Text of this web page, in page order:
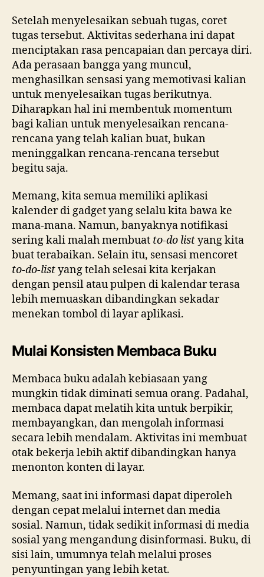
Setelah menyelesaikan sebuah tugas, coret
tugas tersebut. Aktivitas sederhana ini dapat
menciptakan rasa pencapaian dan percaya diri.
Ada perasaan bangga yang muncul,
menghasilkan sensasi yang memotivasi kalian
untuk menyelesaikan tugas berikutnya.
Diharapkan hal ini membentuk momentum
bagi kalian untuk menyelesaikan rencana-
rencana yang telah kalian buat, bukan
meninggalkan rencana-rencana tersebut
begitu saja.
Memang, kita semua memiliki aplikasi
kalender di gadget yang selalu kita bawa ke
mana-mana. Namun, banyaknya notifikasi
sering kali malah membuat to-do listyang kita
buat terabaikan. Selain itu, sensasi mencoret
to-do-listyang telah selesai kita kerjakan
dengan pensil atau pulpen di kalendar terasa
lebih memuaskan dibandingkan sekadar
menekan tombol di layar aplikasi.
Mulai Konsisten Membaca Buku
Membaca buku adalah kebiasaan yang
mungkin tidak diminati semua orang. Padahal,
membaca dapat melatih kita untuk berpikir,
membayangkan, dan mengolah informasi
secara lebih mendalam. Aktivitas ini membuat
otak bekerja lebih aktif dibandingkan hanya
menonton konten di layar.
Memang, saat ini informasi dapat diperoleh
dengan cepat melalui internet dan media
sosial. Namun, tidak sedikit informasi di media
sosial yang mengandung disinformasi. Buku, di
sisi lain, umumnya telah melalui proses
penyuntingan yang lebih ketat.